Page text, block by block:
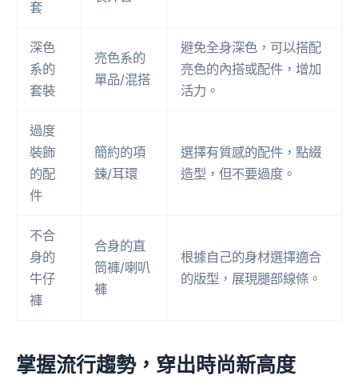
套
深色
系的
套裝
亮色系的
單品/混搭
避免全身深色，可以搭配
亮色的內搭或配件，增加
活力。
過度
裝飾
的配
件
簡約的項
鍊/耳環
選擇有質感的配件，點綴
造型，但不要過度。
不合
身的
牛仔
褲
合身的直
筒褲/喇叭
褲
根據自己的身材選擇適合
的版型，展現腿部線條。
掌握流行趨勢，穿出時尚新高度